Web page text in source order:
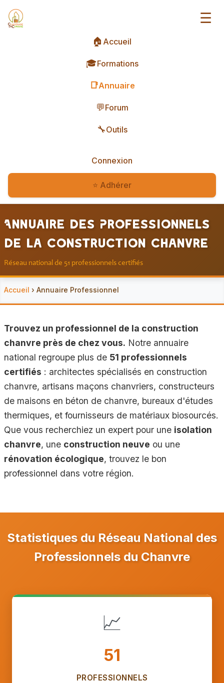
☰
🏠 Accueil
🎓Formations
📑Annuaire
💬Forum
🔧Outils
Connexion
⭐ Adhérer
Annuaire des Professionnels
de la Construction Chanvre
Réseau national de 51 professionnels certifiés
Accueil › Annuaire Professionnel
Trouvez un professionnel de la construction
chanvre près de chez vous. Notre annuaire
national regroupe plus de 51 professionnels
certifiés : architectes spécialisés en construction
chanvre, artisans maçons chanvriers, constructeurs
de maisons en béton de chanvre, bureaux d'études
thermiques, et fournisseurs de matériaux biosourcés.
Que vous recherchiez un expert pour une isolation
chanvre, une construction neuve ou une
rénovation écologique, trouvez le bon
professionnel dans votre région.
Statistiques du Réseau National des
Professionnels du Chanvre
📈
51
PROFESSIONNELS